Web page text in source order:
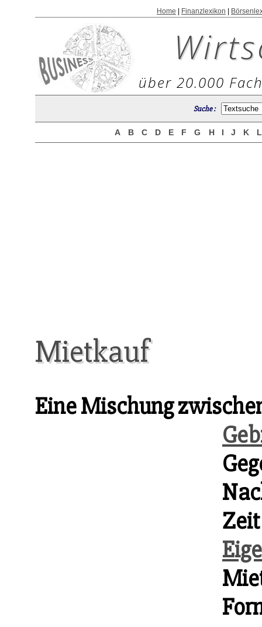
Home Finanzlexikon
über 20.000
Suche :
A B C D E F G H I J K
Mietkauf
Eine Mischung